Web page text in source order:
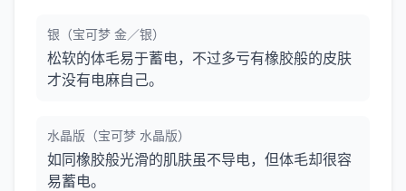
银（宝可梦 金／银）
松软的体毛易于蓄电，不过多亏有橡胶般的皮肤
才没有电麻自己。
水晶版（宝可梦 水晶版）
如同橡胶般光滑的肌肤虽不导电，但体毛却很容
易蓄电。